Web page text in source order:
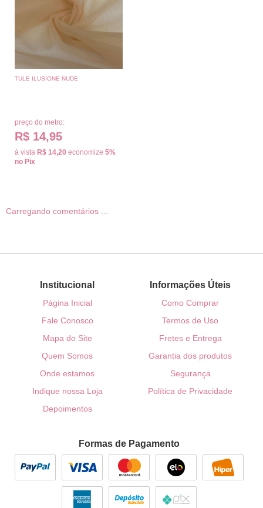
TULE ILUSIONE NUDE
preço do metro:
R$ 14,95
à vista R$ 14,20 economize 5%
no Pix
Carregando comentários ...
Institucional
Página Inicial
Fale Conosco
Mapa do Site
Quem Somos
Onde estamos
Indique nossa Loja
Depoimentos
Informações Úteis
Como Comprar
Termos de Uso
Fretes e Entrega
Garantia dos produtos
Segurança
Política de Privacidade
Formas de Pagamento